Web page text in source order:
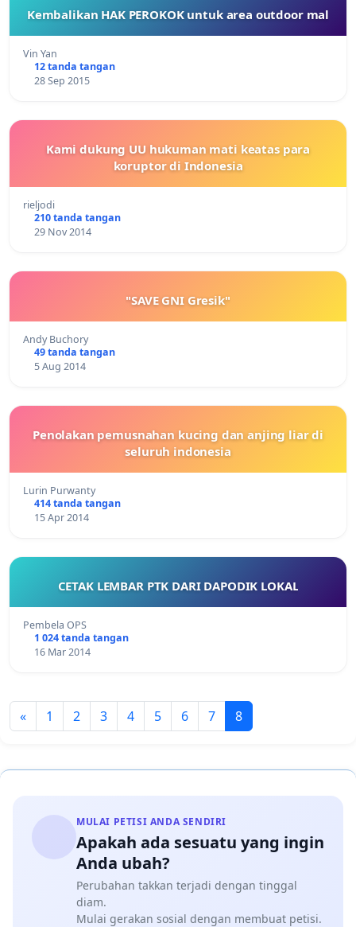
Kembalikan HAK PEROKOK untuk area outdoor mal
Vin Yan
12 tanda tangan
28 Sep 2015
Kami dukung UU hukuman mati keatas para
koruptor di Indonesia
rieljodi
210 tanda tangan
29 Nov 2014
"SAVE GNI Gresik"
Andy Buchory
49 tanda tangan
5 Aug 2014
Penolakan pemusnahan kucing dan anjing liar di
seluruh indonesia
Lurin Purwanty
414 tanda tangan
15 Apr 2014
CETAK LEMBAR PTK DARI DAPODIK LOKAL
Pembela OPS
1 024 tanda tangan
16 Mar 2014
« 1 2 3 4 5 6 7 8
MULAI PETISI ANDA SENDIRI
Apakah ada sesuatu yang ingin
Anda ubah?
Perubahan takkan terjadi dengan tinggal
diam.
Mulai gerakan sosial dengan membuat petisi.